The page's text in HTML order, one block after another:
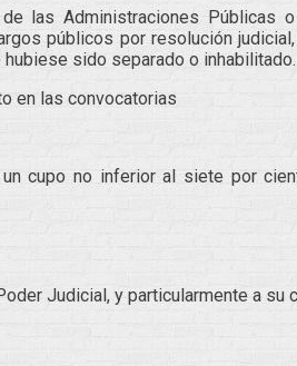
las Administraciones
públicos por resolución
sido separado o inhabilitado.
en las convocatorias
cupo no inferior al siete por
Judicial, y particularmente a su